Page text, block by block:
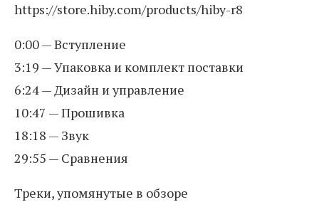
https://store.hiby.com/products/hiby-r8
0:00 — Вступление
3:19 — Упаковка и комплект поставки
6:24 — Дизайн и управление
10:47 — Прошивка
18:18 — Звук
29:55 — Сравнения
Треки, упомянутые в обзоре